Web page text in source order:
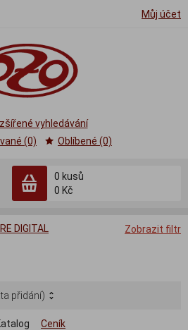
Můj účet
0 kusů
0 Kč
vyhledávání
(0)
Oblíbené (0)
Zobrazit filtr
DIGITAL
přidání)
Ceník